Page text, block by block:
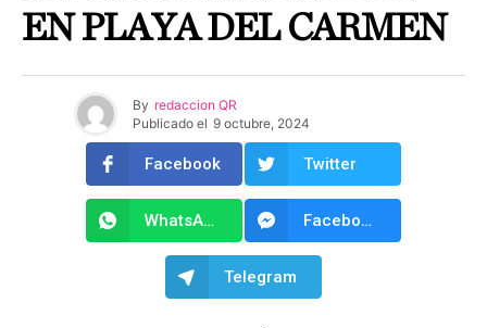
EN PLAYA DEL CARMEN
By redaccion QR
Publicado el 9 octubre, 2024
Facebook Twitter
WhatsApp Facebook Messenger
Telegram